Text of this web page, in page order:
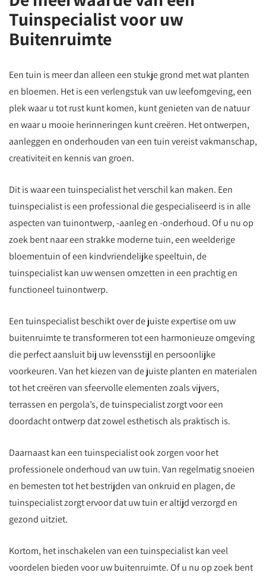
Tuinspecialist voor uw
Buitenruimte
Een tuin is meer dan alleen een stukje grond met wat planten
en bloemen. Het is een verlengstuk van uw leefomgeving, een
plek waar u tot rust kunt komen, kunt genieten van de natuur
en waar u mooie herinneringen kunt creëren. Het ontwerpen,
aanleggen en onderhouden van een tuin vereist vakmanschap,
creativiteit en kennis van groen.
Dit is waar een tuinspecialist het verschil kan maken. Een
tuinspecialist is een professional die gespecialiseerd is in alle
aspecten van tuinontwerp, -aanleg en -onderhoud. Of u nu op
zoek bent naar een strakke moderne tuin, een weelderige
bloementuin of een kindvriendelijke speeltuin, de
tuinspecialist kan uw wensen omzetten in een prachtig en
functioneel tuinontwerp.
Een tuinspecialist beschikt over de juiste expertise om uw
buitenruimte te transformeren tot een harmonieuze omgeving
die perfect aansluit bij uw levensstijl en persoonlijke
voorkeuren. Van het kiezen van de juiste planten en materialen
tot het creëren van sfeervolle elementen zoals vijvers,
terrassen en pergola’s, de tuinspecialist zorgt voor een
doordacht ontwerp dat zowel esthetisch als praktisch is.
Daarnaast kan een tuinspecialist ook zorgen voor het
professionele onderhoud van uw tuin. Van regelmatig snoeien
en bemesten tot het bestrijden van onkruid en plagen, de
tuinspecialist zorgt ervoor dat uw tuin er altijd verzorgd en
gezond uitziet.
Kortom, het inschakelen van een tuinspecialist kan veel
voordelen bieden voor uw buitenruimte. Of u nu op zoek bent